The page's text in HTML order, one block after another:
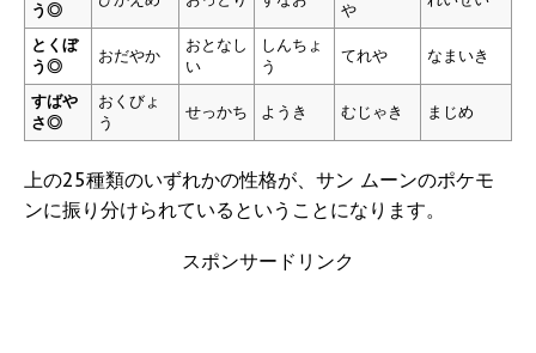
う◎ や
とくぼ
う◎
おだやか
おとなし
い
しんちょ
う
てれや なまいき
すばや
さ◎
おくびょ
う
せっかち ようき むじゃき まじめ
上の25種類のいずれかの性格が、サン ムーンのポケモ
ンに振り分けられているということになります。
スポンサードリンク